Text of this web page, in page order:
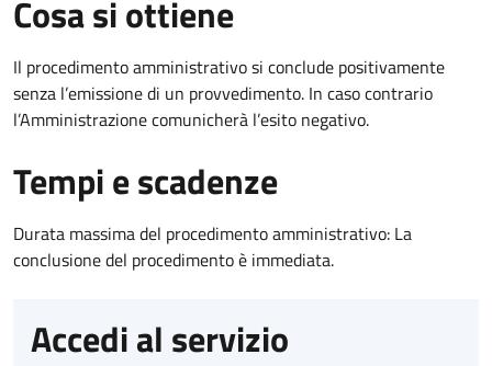
Cosa si ottiene
Il procedimento amministrativo si conclude positivamente
senza l’emissione di un provvedimento. In caso contrario
l’Amministrazione comunicherà l’esito negativo.
Tempi e scadenze
Durata massima del procedimento amministrativo: La
conclusione del procedimento è immediata.
Accedi al servizio